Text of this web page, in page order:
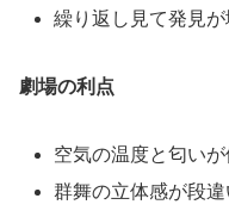
繰り返し見て発見が
劇場の利点
空気の温度と匂いが
群舞の立体感が段違